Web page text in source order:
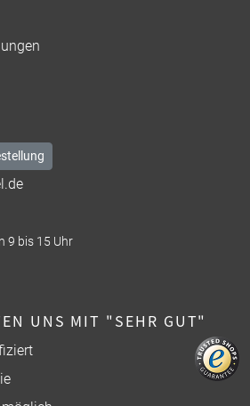
9 bis 15 Uhr
UNS MIT "SEHR GUT"